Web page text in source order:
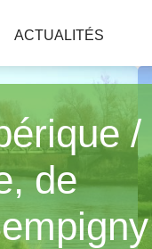
ACTUALITÉS
/
de